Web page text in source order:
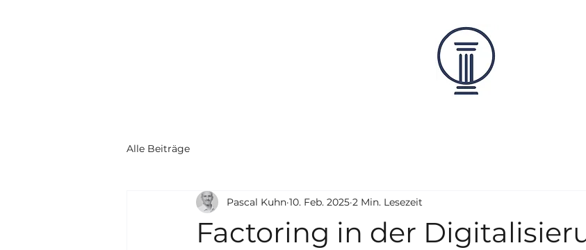
Alle Beiträge
Factoring in der
Pascal Kuhn 10. Feb. 2025 2 Min. Lesezeit